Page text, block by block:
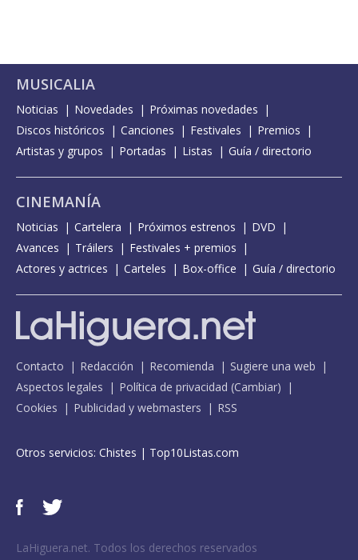
MUSICALIA
Noticias Novedades
Próximas novedades
Discos históricos
Canciones Festivales
Premios
Artistas y grupos
Portadas Listas Guía / directorio
CINEMANÍA
Noticias Cartelera Próximos estrenos
DVD
Avances
Tráilers
Festivales + premios
Actores y actrices
Carteles Box-office Guía / directorio
Contacto Redacción Recomienda
Sugiere una web
Aspectos legales
Política de privacidad (Cambiar)
Cookies
Publicidad y webmasters RSS
Otros servicios: Chistes | Top10Listas.com
LaHiguera.net. Todos los derechos reservados